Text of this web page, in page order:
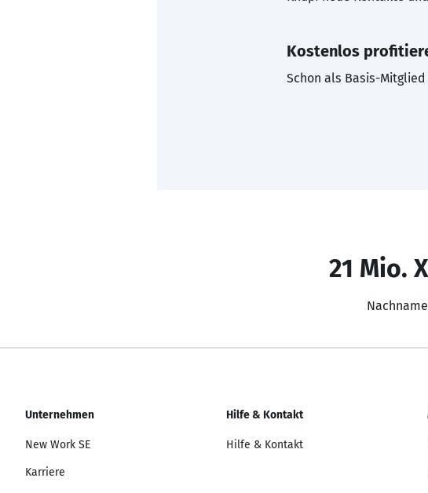
Kostenlos
Schon als Basis-
21 Mio.
Unternehmen
New Work SE
Karriere
Hilfe & Kontakt
Hilfe & Kontakt